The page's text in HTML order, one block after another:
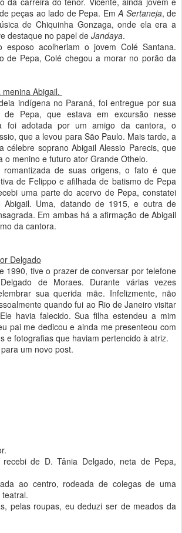
peças ao lado de Pepa. EmA Sertaneja, de
de Chiquinha Gonzaga, onde ela era a
destaque no papel de Jandaya.
acolheriam o jovem Colé Santana.
de Pepa, Colé chegou a morar no porão da
Abigail.
indígena no Paraná, foi entregue por sua
de Pepa, que estava em excursão nesse
foi adotada por um amigo da cantora, o
que a levou para São Paulo. Mais tarde, a
célebre soprano Abigail Alessio Parecis, que
o menino e futuro ator Grande Othelo.
romantizada de suas origens, o fato é que
de Felippo e afilhada de batismo de Pepa
uma parte do acervo de Pepa, constatei
Abigail. Uma, datando de 1915, e outra de
Em ambas há a afirmação de Abigail
da cantora.
Delgado
1990, tive o prazer de conversar por telefone
de Moraes. Durante várias vezes
sua querida mãe. Infelizmente, não
quando fui ao Rio de Janeiro visitar
havia falecido. Sua filha estendeu a mim
pai me dedicou e ainda me presenteou com
e fotografias que haviam pertencido à atriz.
um novo post.
de D. Tânia Delgado, neta de Pepa,
ao centro, rodeada de colegas de uma
pelas roupas, eu deduzi ser de meados da